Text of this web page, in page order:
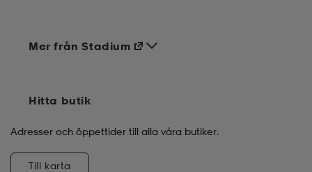
Mer från Stadium
Hitta butik
Adresser och öppettider till alla våra butiker.
Till karta